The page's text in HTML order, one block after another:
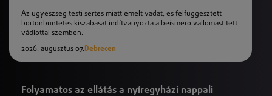
Az ügyészség testi sértés miatt emelt vádat, és felfüggesztett
börtönbüntetés kiszabását indítványozta a beismerő vallomást tett
vádlottal szemben.
2026. augusztus 07.Debrecen
Folyamatos az ellátás a nyíregyházi nappali